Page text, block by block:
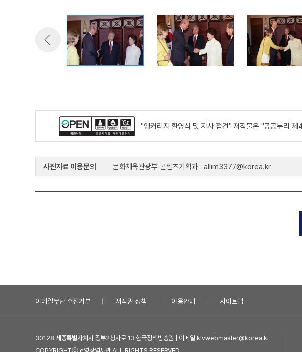
"앵커리지 환영식 및 지사 접견" 저작물은 "공공누리
사진자료 이용문의 문화체육관광부 콘텐츠기획과 : allim3377@korea.kr
이메일무단 수집거부 저작권 정책 이용안내 사이트맵
30128 세종특별자치시 정부2청사로 13 한국정책방송원 | 이메일 ktvwebmaster@korea.kr
COPYRIGHTⓒ e영상역사관 ALL RIGHTS RESERVED